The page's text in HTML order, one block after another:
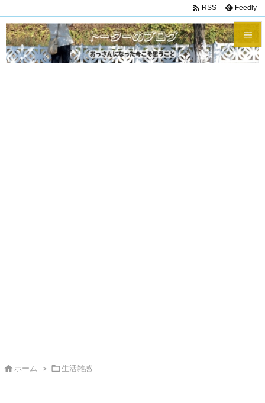


メニュ
 RSS Feedly
 ホーム > 生活雑感